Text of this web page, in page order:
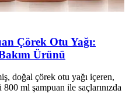
Çörek Otu Yağı:
Ürünü
doğal çörek otu yağı içeren,
ml şampuan ile saçlarınızda